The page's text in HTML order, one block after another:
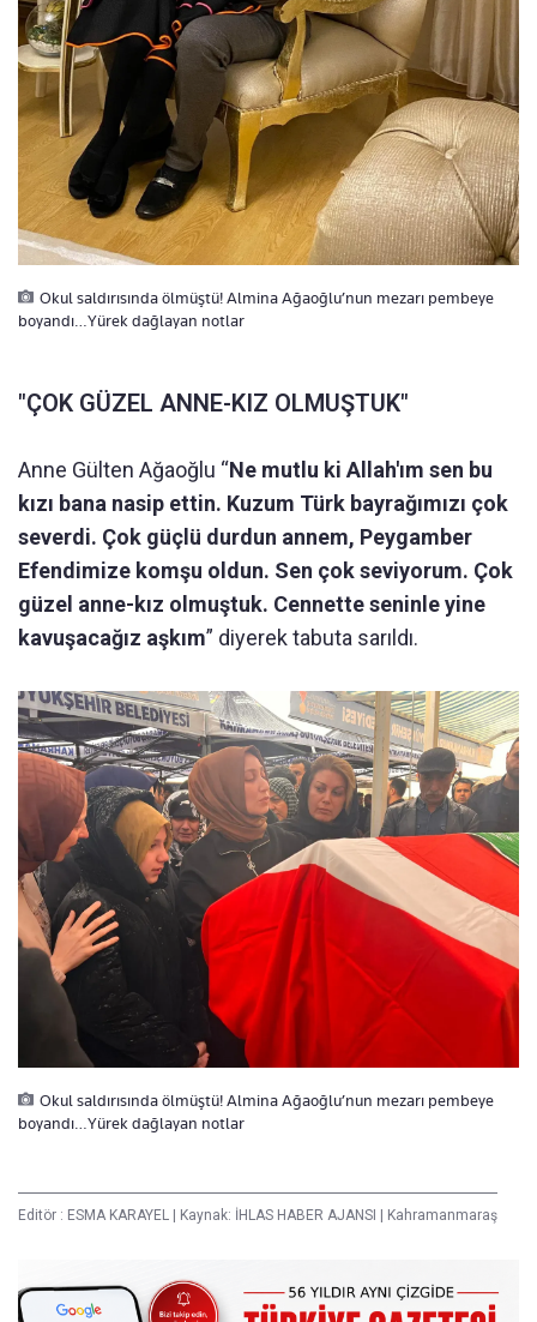
Okul saldırısında ölmüştü! Almina Ağaoğlu’nun mezarı pembeye
boyandı…Yürek dağlayan notlar
"ÇOK GÜZEL ANNE-KIZ OLMUŞTUK"
Anne Gülten Ağaoğlu “Ne mutlu ki Allah'ım sen bu
kızı bana nasip ettin. Kuzum Türk bayrağımızı çok
severdi. Çok güçlü durdun annem, Peygamber
Efendimize komşu oldun. Sen çok seviyorum. Çok
güzel anne-kız olmuştuk. Cennette seninle yine
kavuşacağız aşkım” diyerek tabuta sarıldı.
Okul saldırısında ölmüştü! Almina Ağaoğlu’nun mezarı pembeye
boyandı…Yürek dağlayan notlar
Editör : ESMA KARAYEL Kaynak: İHLAS HABER AJANSI Kahramanmaraş